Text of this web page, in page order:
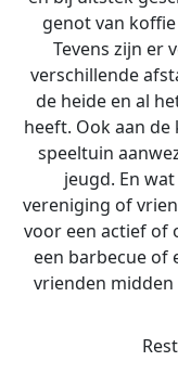
genot van
Tevens zijn er
verschillende
de heide en al
heeft. Ook aan
speeltuin
jeugd. En
vereniging of
voor een actief of
een barbecue of
vrienden